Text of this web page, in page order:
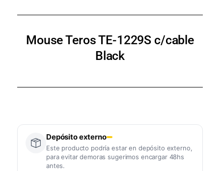
Mouse Teros TE-1229S c/cable
Black
Depósito externo
Este producto podría estar en depósito externo,
para evitar demoras sugerimos encargar 48hs
antes.